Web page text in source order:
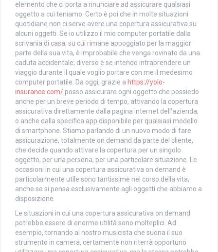
elemento che ci porta a rinunciare ad assicurare qualsiasi
oggetto a cui teniamo. Certo è poi che in molte situazioni
quotidiane non ci serve avere una copertura assicurativa su
alcuni oggetti. Se io utilizzo il mio computer portatile dalla
scrivania di casa, su cui rimane appoggiato per la maggior
parte della sua vita, è improbabile che venga rovinato da una
caduta accidentale; diverso è se intendo intraprendere un
viaggio durante il quale voglio portare con me il medesimo
computer portatile. Da oggi, grazie a https://yolo-
insurance.com/ posso assicurare ogni oggetto che possiedo
anche per un breve periodo di tempo, attivando la copertura
assicurativa direttamente dalla pagina internet dell’azienda,
o anche dalla specifica app disponibile per qualsiasi modello
di smartphone. Stiamo parlando di un nuovo modo di fare
assicurazione, totalmente on demand da parte del cliente,
che decide quando attivare la copertura per un singolo
oggetto, per una persona, per una particolare situazione. Le
occasioni in cui una copertura assicurativa on demand è
particolarmente utile sono tantissime nel corso della vita,
anche se si pensa esclusivamente agli oggetti che abbiamo a
disposizione.
Le situazioni in cui una copertura assicurativa on demand
potrebbe essere di enorme utilità sono molteplici. Ad
esempio, tornando al nostro musicista che suona il suo
strumento in camera, certamente non riterrà opportuno